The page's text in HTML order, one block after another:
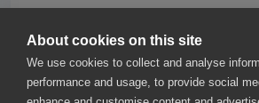
Μονόκλωνο
Ytex
About cookies on this site
We use cookies to collect and analyse
performance and usage, to provide social